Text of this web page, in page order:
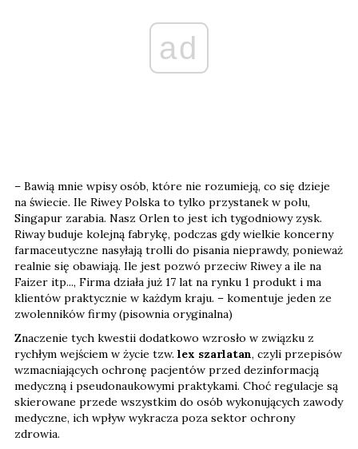
ad
– Bawią mnie wpisy osób, które nie rozumieją, co się dzieje
na świecie. Ile Riwey Polska to tylko przystanek w polu,
Singapur zarabia. Nasz Orlen to jest ich tygodniowy zysk.
Riway buduje kolejną fabrykę, podczas gdy wielkie koncerny
farmaceutyczne nasyłają trolli do pisania nieprawdy, ponieważ
realnie się obawiają. Ile jest pozwó przeciw Riwey a ile na
Faizer itp..., Firma działa już 17 lat na rynku 1 produkt i ma
klientów praktycznie w każdym kraju. – komentuje jeden ze
zwolenników firmy (pisownia oryginalna)
Znaczenie tych kwestii dodatkowo wzrosło w związku z
rychłym wejściem w życie tzw. lex szarlatan, czyli przepisów
wzmacniających ochronę pacjentów przed dezinformacją
medyczną i pseudonaukowymi praktykami. Choć regulacje są
skierowane przede wszystkim do osób wykonujących zawody
medyczne, ich wpływ wykracza poza sektor ochrony
zdrowia.